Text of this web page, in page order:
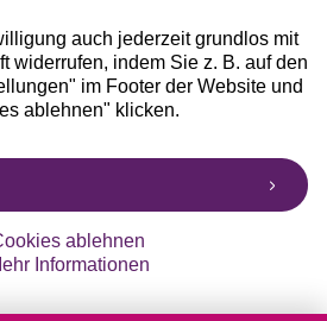
auch jederzeit grundlos mit
widerrufen, indem Sie z. B. auf den
im Footer der Website und
ablehnen" klicken.
ablehnen
Informationen